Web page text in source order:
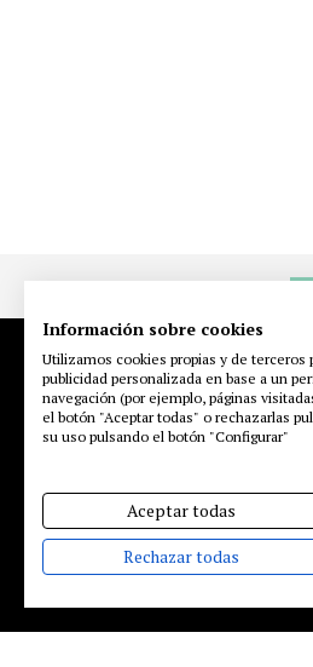
Información sobre cookies
Utilizamos cookies propias y de terceros
publicidad personalizada en base a un
navegación (por ejemplo, páginas
el botón "Aceptar todas" o rechazarlas
su uso pulsando el botón "Configurar"
Aceptar todas
Rechazar todas